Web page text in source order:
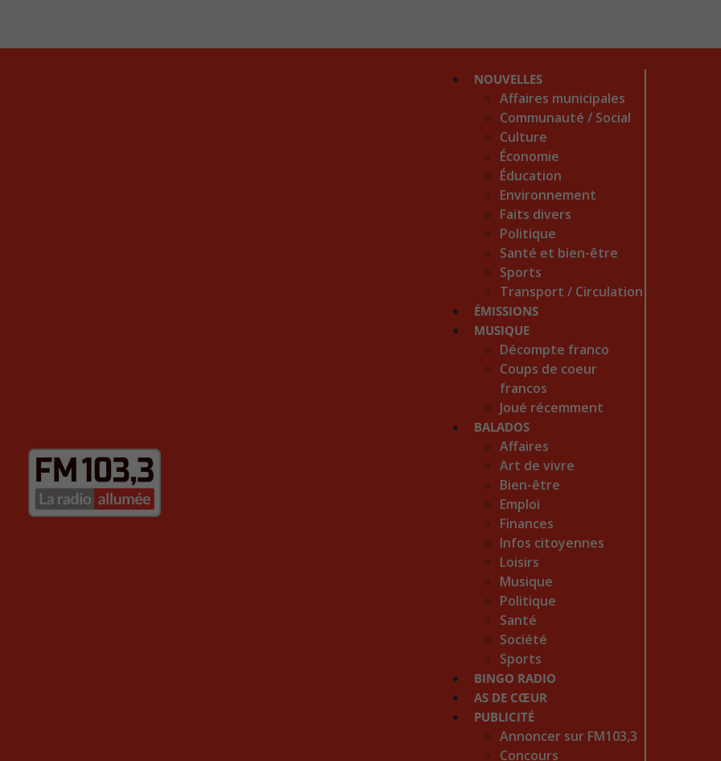
NOUVELLES
Affaires municipales
Communauté / Social
Culture
Économie
Éducation
Environnement
Faits divers
Politique
Santé et bien-être
Sports
Transport / Circulation
ÉMISSIONS
MUSIQUE
Décompte franco
Coups de coeur
francos
Joué récemment
BALADOS
Affaires
Art de vivre
Bien-être
Emploi
Finances
Infos citoyennes
Loisirs
Musique
Politique
Santé
Société
Sports
BINGO RADIO
AS DE CŒUR
PUBLICITÉ
Annoncer sur FM103,3
Concours